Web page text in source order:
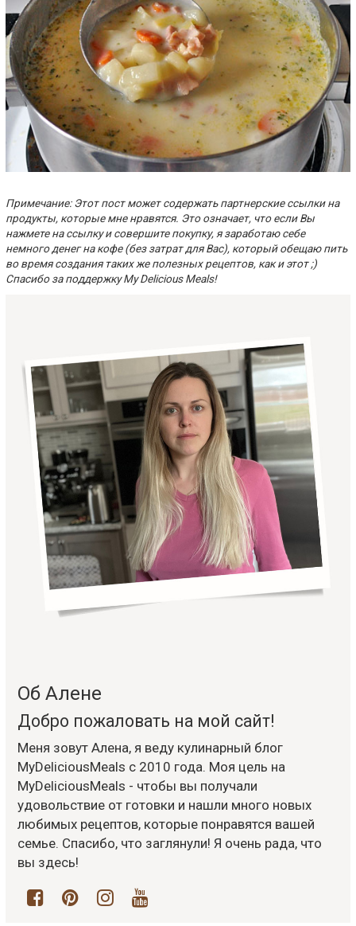
Примечание: Этот пост может содержать партнерские ссылки на
продукты, которые мне нравятся. Это означает, что если Вы
нажмете на ссылку и совершите покупку, я заработаю себе
немного денег на кофе (без затрат для Вас), который обещаю пить
во время создания таких же полезных рецептов, как и этот ;)
Спасибо за поддержку My Delicious Meals!
Об Алене
Добро пожаловать на мой сайт!
Меня зовут Алена, я веду кулинарный блог
MyDeliciousMeals с 2010 года. Моя цель на
MyDeliciousMeals - чтобы вы получали
удовольствие от готовки и нашли много новых
любимых рецептов, которые понравятся вашей
семье. Спасибо, что заглянули! Я очень рада, что
вы здесь!